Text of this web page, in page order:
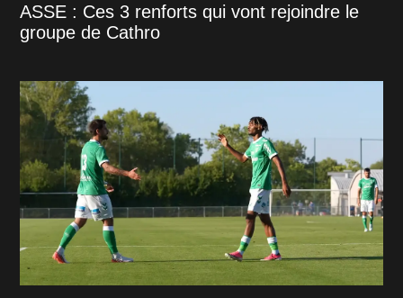
ASSE : Ces 3 renforts qui vont rejoindre le
groupe de Cathro